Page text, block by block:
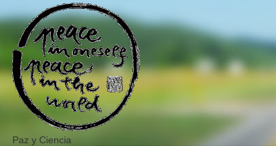
Paz y Ciencia